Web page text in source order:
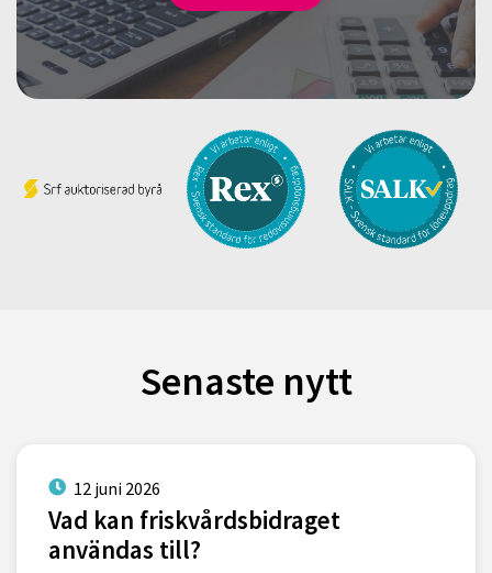
Senaste nytt
12 juni 2026
Vad kan friskvårdsbidraget
användas till?